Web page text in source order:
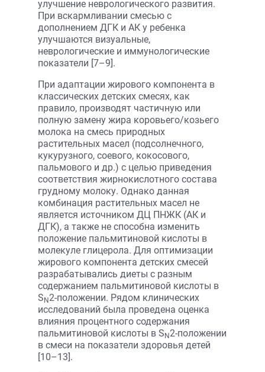
улучшение неврологического развития.
При вскармливании смесью с
дополнением ДГК и АК у ребенка
улучшаются визуальные,
неврологические и иммунологические
показатели [7–9].
При адаптации жирового компонента в
классических детских смесях, как
правило, производят частичную или
полную замену жира коровьего/козьего
молока на смесь природных
растительных масел (подсолнечного,
кукурузного, соевого, кокосового,
пальмового и др.) с целью приведения
соответствия жирнокислотного состава
грудному молоку. Однако данная
комбинация растительных масел не
является источником ДЦ ПНЖК (АК и
ДГК), а также не способна изменить
положение пальмитиновой кислоты в
молекуле глицерола. Для оптимизации
жирового компонента детских смесей
разрабатывались диеты с разным
содержанием пальмитиновой кислоты в
S N 2-положении. Рядом клинических
исследований была проведена оценка
влияния процентного содержания
пальмитиновой кислоты в S N 2-положении
в смеси на показатели здоровья детей
[10–13].